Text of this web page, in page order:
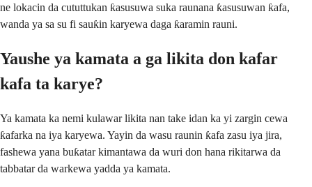
ne lokacin da cututtukan ƙasusuwa suka raunana ƙasusuwan ƙafa,
wanda ya sa su fi sauƙin karyewa daga ƙaramin rauni.
Yaushe ya kamata a ga likita don kafar
kafa ta karye?
Ya kamata ka nemi kulawar likita nan take idan ka yi zargin cewa
ƙafarka na iya karyewa. Yayin da wasu raunin ƙafa zasu iya jira,
fashewa yana buƙatar kimantawa da wuri don hana rikitarwa da
tabbatar da warkewa yadda ya kamata.